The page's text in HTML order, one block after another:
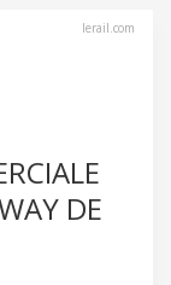
lerail.com
DE